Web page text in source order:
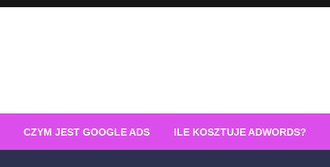
CZYM JEST GOOGLE ADS ILE KOSZTUJE ADWORDS?